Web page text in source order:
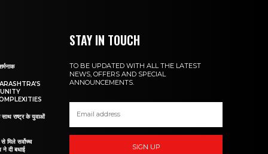
साथ राष्ट्र के युवाओं
से मिले सर्वोच्च
ने दी बधाई
STAY IN TOUCH
TO BE UPDATED WITH ALL THE LATEST
NEWS, OFFERS AND SPECIAL
ANNOUNCEMENTS.
SIGN UP